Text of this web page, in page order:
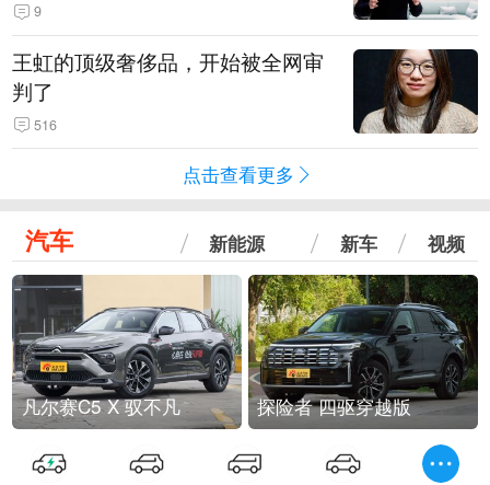
9
王虹的顶级奢侈品，开始被全网审
判了
516
点击查看更多
汽车 新能源 新车 视频
凡尔赛C5 X 驭不凡 探险者 四驱穿越版